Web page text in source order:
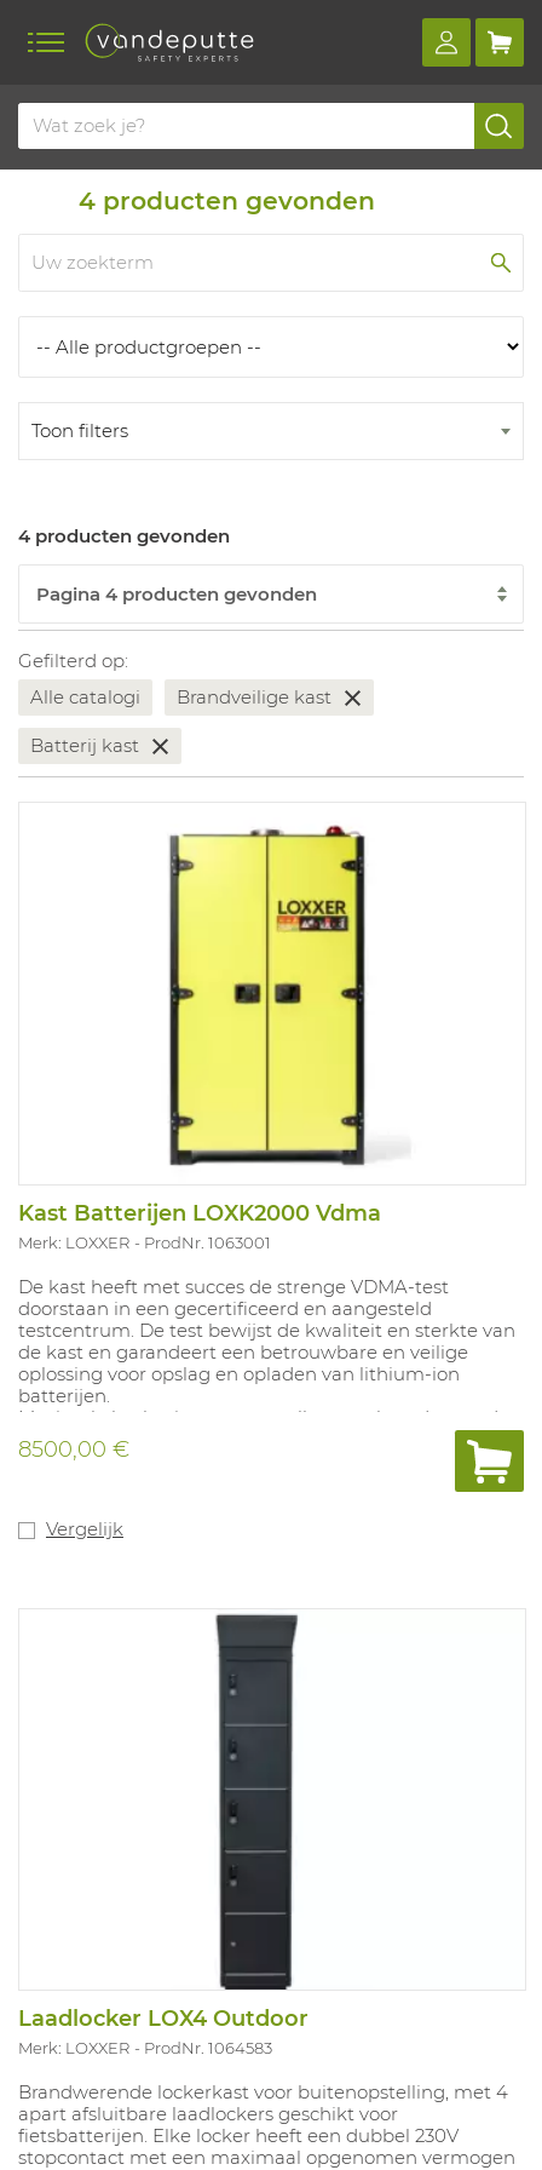
Home Producten
4 producten gevonden
Toon filters
4 producten gevonden
Gefilterd op:
Alle catalogi
Brandveilige kast
Batterij kast
Kast Batterijen LOXK2000 Vdma
Merk: LOXXER ProdNr. 1063001
De kast heeft met succes de strenge VDMA-test
doorstaan in een gecertificeerd en aangesteld
testcentrum. De test bewijst de kwaliteit en sterkte van
de kast en garandeert een betrouwbare en veilige
oplossing voor opslag en opladen van lithium-ion
batterijen.
Maximale beslasting per verstelbaar en brandwerend
legbord (4stuks) : 70kg, ontworpen om
branduitbreiding tussen de niveaus te voorkomen. Elke
zijden. Zelfsluitende deuren met deurcontact, uitgerust
brandcentrale mogelijk. Optie om een aerosolsysteem
(1063002) toe te voegen voor nog snellere
brandbeheersing. Buitenafmetingen: H: 1995 x B: 1141 x
Transportkost inbegrepen - bij bestelling wel DUIDELIJK
vermelden of er een heftruck aanwezig is.
8500,00 €
Vergelijk
Laadlocker LOX4 Outdoor
Merk: LOXXER ProdNr. 1064583
Brandwerende lockerkast voor buitenopstelling, met 4
apart afsluitbare laadlockers geschikt voor
fietsbatterijen. Elke locker heeft een dubbel 230V
stopcontact met een maximaal opgenomen vermogen